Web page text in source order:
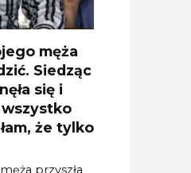
męża
Siedząc
się i
wszystko
że tylko
przyszła